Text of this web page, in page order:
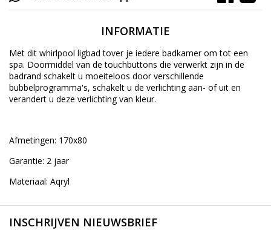
INFORMATIE
Met dit whirlpool ligbad tover je iedere badkamer om tot een
spa. Doormiddel van de touchbuttons die verwerkt zijn in de
badrand schakelt u moeiteloos door verschillende
bubbelprogramma's, schakelt u de verlichting aan- of uit en
verandert u deze verlichting van kleur.
Afmetingen: 170x80
Garantie: 2 jaar
Materiaal: Aqryl
INSCHRIJVEN NIEUWSBRIEF